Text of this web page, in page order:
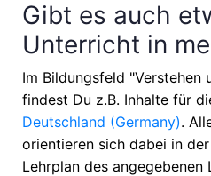
Gibt es auch
Unterricht in
Im Bildungsfeld "Verstehen
findest Du z.B. Inhalte für
Deutschland (Germany).
orientieren sich dabei in
Lehrplan des angegebenen